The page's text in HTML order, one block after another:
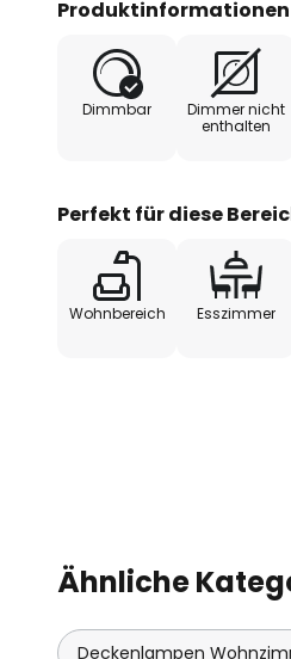
Produktinformationen
Dimmbar
Dimmer nicht
enthalten
Perfekt für diese
Wohnbereich Esszimmer
Ähnliche
Deckenlampen